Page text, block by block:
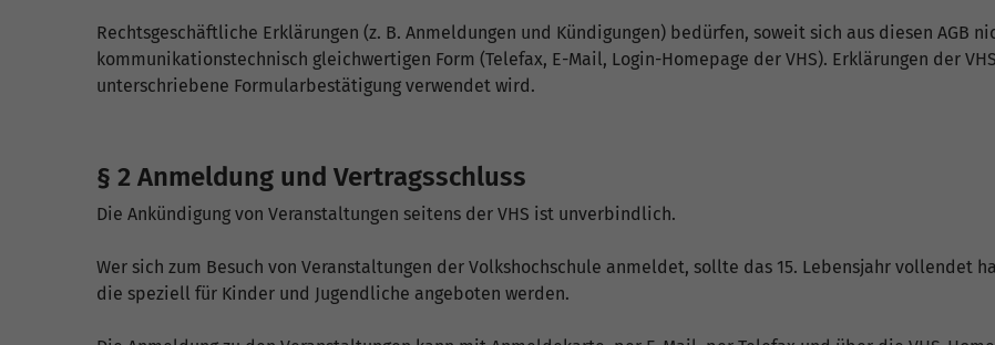
Rechtsgeschäftliche Erklärungen (z. B. Anmeldungen und Kündigungen) bedürfen, soweit sich aus diesen AGB
kommunikationstechnisch gleichwertigen Form (Telefax, E-Mail, Login-Homepage der VHS). Erklärungen der
unterschriebene Formularbestätigung verwendet wird.
§ 2 Anmeldung und Vertragsschluss
Die Ankündigung von Veranstaltungen seitens der VHS ist unverbindlich.
Wer sich zum Besuch von Veranstaltungen der Volkshochschule anmeldet, sollte das 15. Lebensjahr vollendet
die speziell für Kinder und Jugendliche angeboten werden.